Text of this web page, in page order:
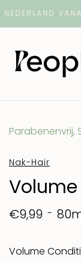
VANAF €50
Parabenenvrij,
Nak-Hair
€9,99
Volume